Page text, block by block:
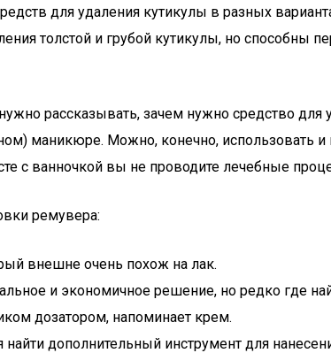
для удаления кутикулы в разных
толстой и грубой кутикулы, но способны
рассказывать, зачем нужно средство для
маникюре. Можно, конечно, использовать и
с ванночкой вы не проводите лечебные
ремувера:
внешне очень похож на лак.
и экономичное решение, но редко где
дозатором, напоминает крем.
найти дополнительный инструмент для